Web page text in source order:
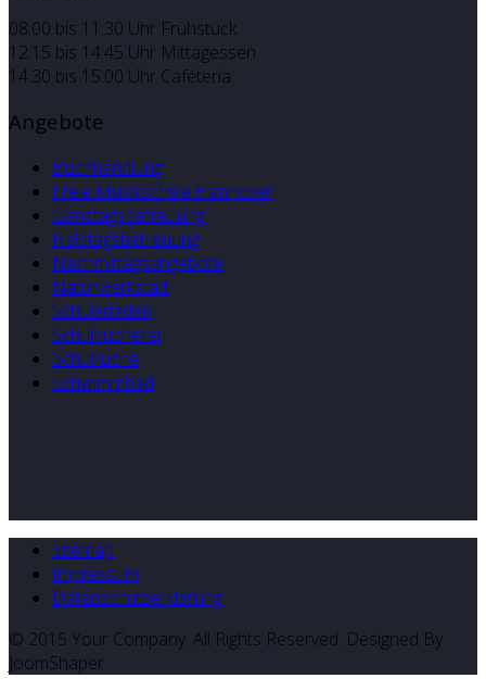
08:00 bis 11:30 Uhr Frühstück
12:15 bis 14:45 Uhr Mittagessen
14.30 bis 15.00 Uhr Caféteria
Angebote
Buchhandlung
Freie Musikschule Hannover
Ganztagsbetreuung
Halbtagsbetreuung
Nachmittagsangebote
Naturwerkstatt
Schülerladen
Schulbücherei
Schulküche
Schwimmbad
Sitemap
Impressum
Datenschutzerklärung
© 2015 Your Company. All Rights Reserved. Designed By
JoomShaper